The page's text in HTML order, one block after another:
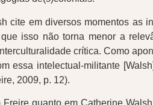
cite em diversos momentos as
que isso não torna menor a
crítica. Como
essa intelectual-militante
2009, p. 12).
Freire quanto em Catherine